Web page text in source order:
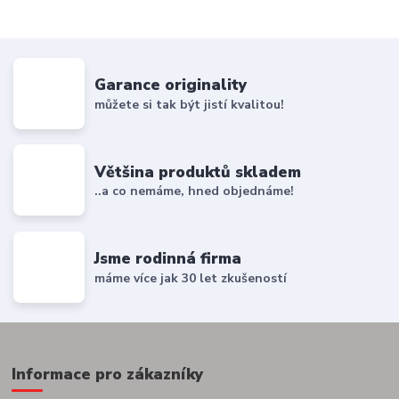
Garance originality
můžete si tak být jistí kvalitou!
Většina produktů skladem
..a co nemáme, hned objednáme!
Jsme rodinná firma
máme více jak 30 let zkušeností
Informace pro zákazníky